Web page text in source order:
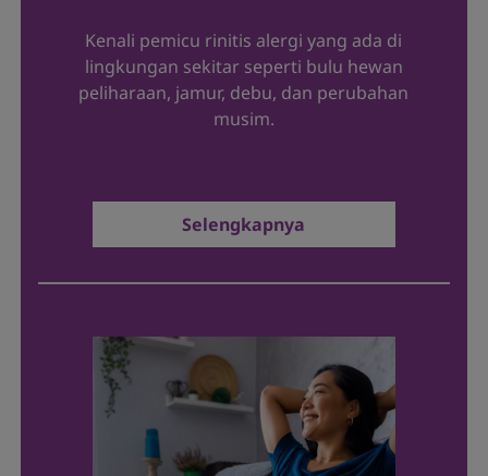
Kenali pemicu rinitis alergi yang ada di
lingkungan sekitar seperti bulu hewan
peliharaan, jamur, debu, dan perubahan
musim.
Selengkapnya